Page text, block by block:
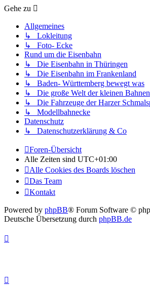
Gehe zu
Allgemeines
↳ Lokleitung
↳ Foto- Ecke
Rund um die Eisenbahn
↳ Die Eisenbahn in Thüringen
↳ Die Eisenbahn im Frankenland
↳ Baden- Württemberg bewegt was
↳ Die große Welt der kleinen Bahnen
↳ Die Fahrzeuge der Harzer
↳ Modellbahnecke
Datenschutz
↳ Datenschutzerklärung & Co
Foren-Übersicht
Alle Zeiten sind UTC+01:00
Alle Cookies des Boards löschen
Das Team
Kontakt
Powered by phpBB® Forum Software ©
Deutsche Übersetzung durch phpBB.de